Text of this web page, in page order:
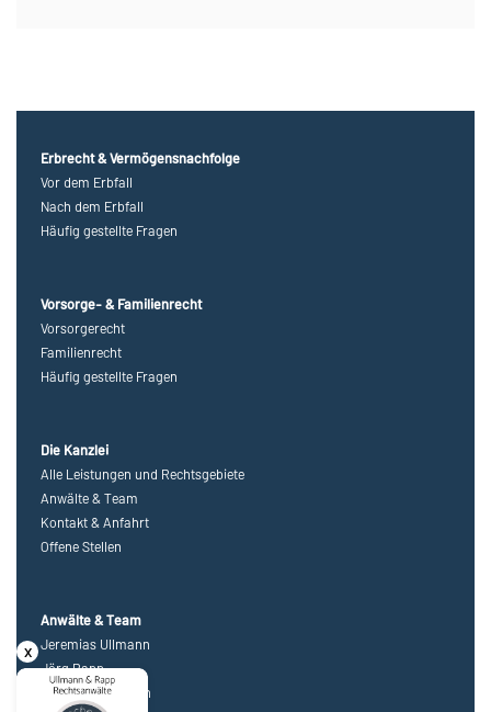
x
Erbrecht & Vermögensnachfolge
Vor dem Erbfall
Nach dem Erbfall
Häufig gestellte Fragen
Vorsorge- & Familienrecht
Vorsorgerecht
Familienrecht
Häufig gestellte Fragen
Die Kanzlei
Alle Leistungen und Rechtsgebiete
Anwälte & Team
Kontakt & Anfahrt
Offene Stellen
Anwälte & Team
Jeremias Ullmann
Jörg Rapp
Bernhard Ullmann